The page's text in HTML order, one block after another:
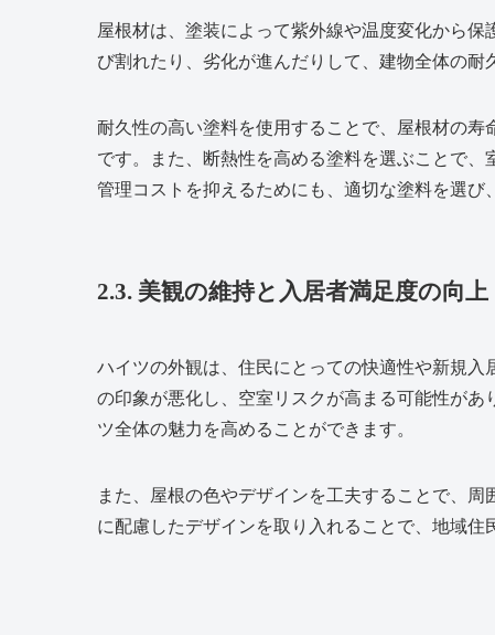
屋根材は、塗装によって紫外線や温度変化から
び割れたり、劣化が進んだりして、建物全体の耐
耐久性の高い塗料を使用することで、屋根材の
です。また、断熱性を高める塗料を選ぶことで
管理コストを抑えるためにも、適切な塗料を選び
2.3. 美観の維持と入居者満足度の向上
ハイツの外観は、住民にとっての快適性や新規
の印象が悪化し、空室リスクが高まる可能性が
ツ全体の魅力を高めることができます。
また、屋根の色やデザインを工夫することで、
に配慮したデザインを取り入れることで、地域住